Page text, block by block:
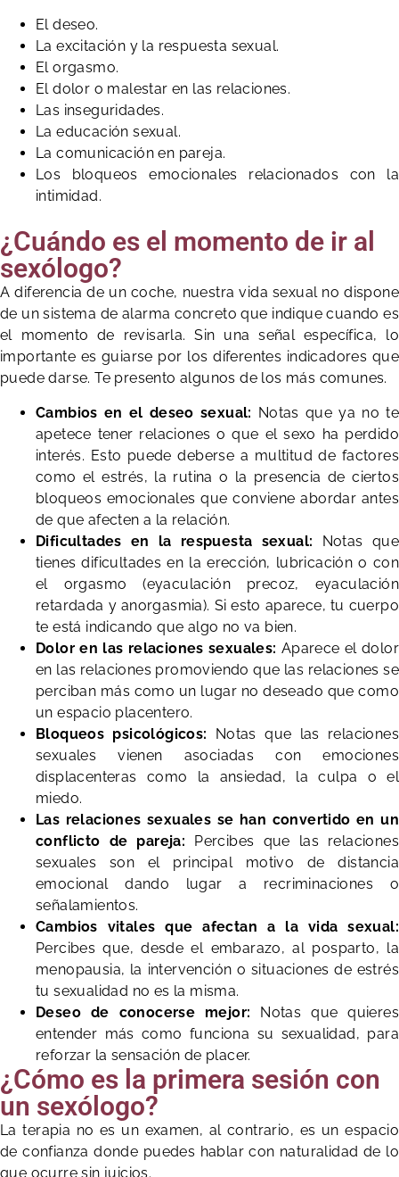
El deseo.
La excitación y la respuesta sexual.
El orgasmo.
El dolor o malestar en las relaciones.
Las inseguridades.
La educación sexual.
La comunicación en pareja.
Los bloqueos emocionales relacionados con la
intimidad.
¿Cuándo es el momento de ir al
sexólogo?
A diferencia de un coche, nuestra vida sexual no dispone
de un sistema de alarma concreto que indique cuando es
el momento de revisarla. Sin una señal específica, lo
importante es guiarse por los diferentes indicadores que
puede darse. Te presento algunos de los más comunes.
Cambios en el deseo sexual: Notas que ya no te
apetece tener relaciones o que el sexo ha perdido
interés. Esto puede deberse a multitud de factores
como el estrés, la rutina o la presencia de ciertos
bloqueos emocionales que conviene abordar antes
de que afecten a la relación.
Dificultades en la respuesta sexual: Notas que
tienes dificultades en la erección, lubricación o con
el orgasmo (eyaculación precoz, eyaculación
retardada y anorgasmia). Si esto aparece, tu cuerpo
te está indicando que algo no va bien.
Dolor en las relaciones sexuales: Aparece el dolor
en las relaciones promoviendo que las relaciones se
perciban más como un lugar no deseado que como
un espacio placentero.
Bloqueos psicológicos: Notas que las relaciones
sexuales vienen asociadas con emociones
displacenteras como la ansiedad, la culpa o el
miedo.
Las relaciones sexuales se han convertido en un
conflicto de pareja: Percibes que las relaciones
sexuales son el principal motivo de distancia
emocional dando lugar a recriminaciones o
señalamientos.
Cambios vitales que afectan a la vida sexual:
Percibes que, desde el embarazo, al posparto, la
menopausia, la intervención o situaciones de estrés
tu sexualidad no es la misma.
Deseo de conocerse mejor: Notas que quieres
entender más como funciona su sexualidad, para
reforzar la sensación de placer.
¿Cómo es la primera sesión con
un sexólogo?
La terapia no es un examen, al contrario, es un espacio
de confianza donde puedes hablar con naturalidad de lo
que ocurre sin juicios.